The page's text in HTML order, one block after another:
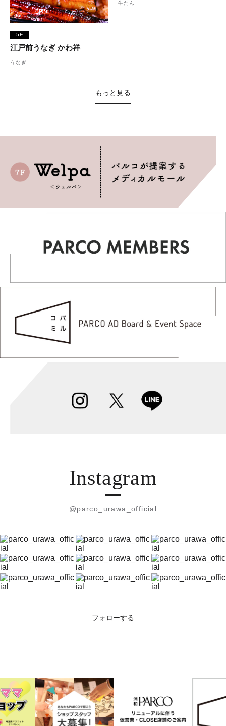
5F
江戸前うなぎ かわ祥
うなぎ
牛たん
もっと見る
Instagram
@parco_urawa_official
フォローする